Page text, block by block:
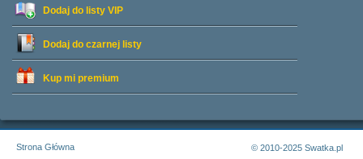
Dodaj do listy VIP
Dodaj do czarnej listy
Kup mi premium
Strona Główna
© 2010-2025 Swatka.pl